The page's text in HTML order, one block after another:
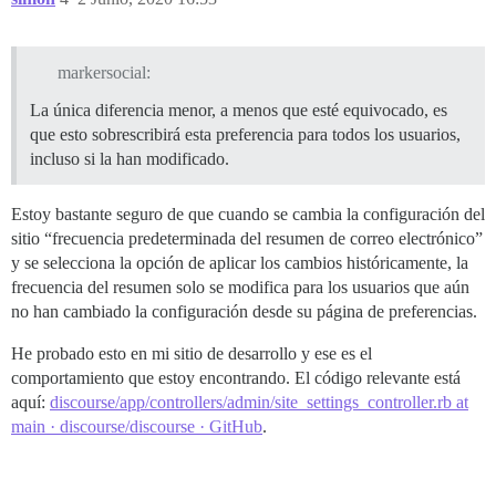
markersocial:
La única diferencia menor, a menos que esté equivocado, es
que esto sobrescribirá esta preferencia para todos los usuarios,
incluso si la han modificado.
Estoy bastante seguro de que cuando se cambia la configuración del
sitio “frecuencia predeterminada del resumen de correo electrónico”
y se selecciona la opción de aplicar los cambios históricamente, la
frecuencia del resumen solo se modifica para los usuarios que aún
no han cambiado la configuración desde su página de preferencias.
He probado esto en mi sitio de desarrollo y ese es el
comportamiento que estoy encontrando. El código relevante está
aquí: discourse/app/controllers/admin/site_settings_controller.rb at
main · discourse/discourse · GitHub.